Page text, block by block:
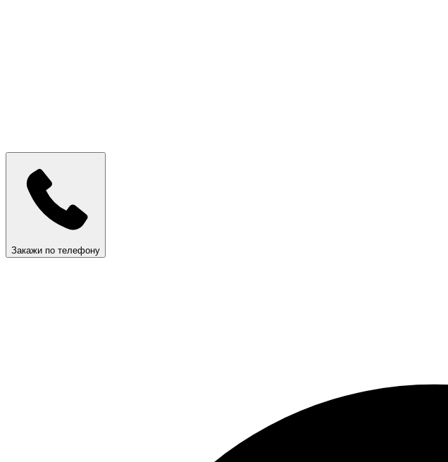
Закажи по телефону